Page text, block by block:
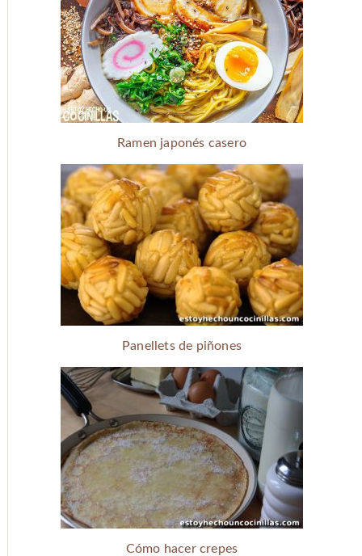
Ramen japonés casero
Panellets de piñones
Cómo hacer crepes